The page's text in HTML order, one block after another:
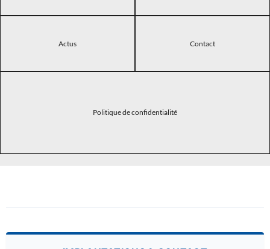
Actus Contact
Politique de confidentialité